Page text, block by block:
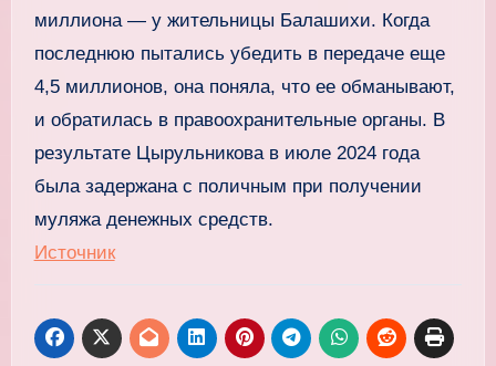
миллиона — у жительницы Балашихи. Когда
последнюю пытались убедить в передаче еще
4,5 миллионов, она поняла, что ее обманывают,
и обратилась в правоохранительные органы. В
результате Цырульникова в июле 2024 года
была задержана с поличным при получении
муляжа денежных средств.
Источник